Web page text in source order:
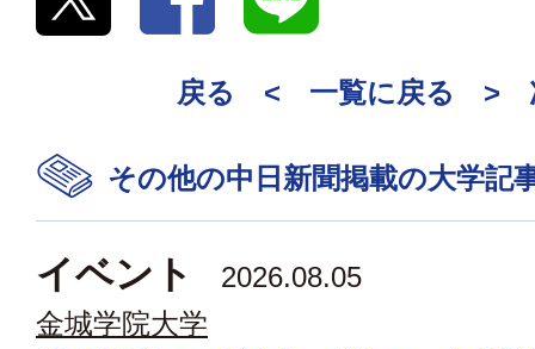
戻る < 一覧に戻る >
その他の中日新聞掲載の大学記
イベント
2026.08.05
金城学院大学